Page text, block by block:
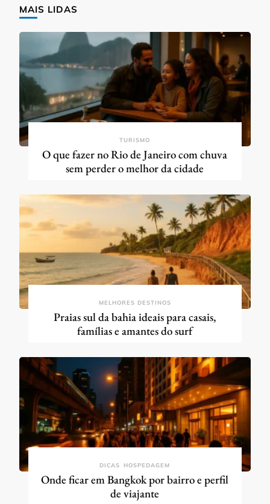
MAIS LIDAS
TURISMO
O que fazer no Rio de Janeiro com chuva
sem perder o melhor da cidade
MELHORES DESTINOS
Praias sul da bahia ideais para casais,
famílias e amantes do surf
DICAS HOSPEDAGEM
Onde ficar em Bangkok por bairro e perfil
de viajante